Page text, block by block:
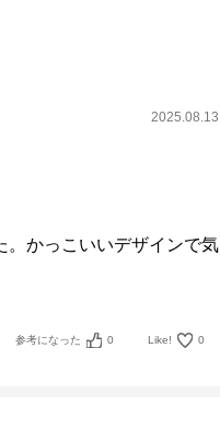
2025.08.13
。かっこいいデザインで気
参考になった 0 Like! 0